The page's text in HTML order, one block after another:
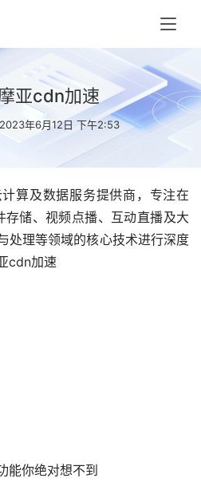
亚cdn加速
2023年6月12日 下午2:53
算及数据服务提供商，专注在
储、视频点播、互动直播及大
处理等领域的核心技术进行深度
cdn加速
能你绝对想不到